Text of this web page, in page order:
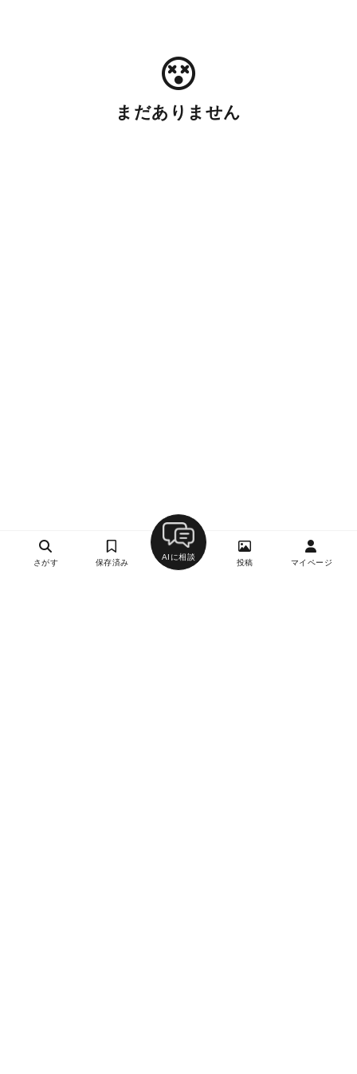
まだありません
さがす 保存済み
AIに相談
投稿 マイページ